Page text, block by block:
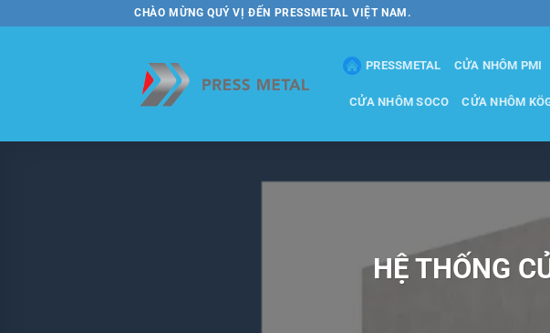
CHÀO MỪNG QUÝ VỊ ĐẾN PRESSMETAL VIỆT NAM.
PRESSMETAL CỬA NHÔM PMI
CỬA NHÔM SOCO CỬA NHÔM
HỆ THỐNG